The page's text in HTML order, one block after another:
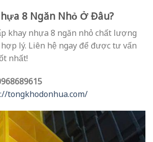
8 Ngăn Nhỏ Ở Đâu?
khay nhựa 8 ngăn nhỏ chất lượng
lý. Liên hệ ngay để được tư vấn
nhất!
tongkhodonhua.com/